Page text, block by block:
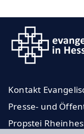
Kontakt
Presse- und
Propstei